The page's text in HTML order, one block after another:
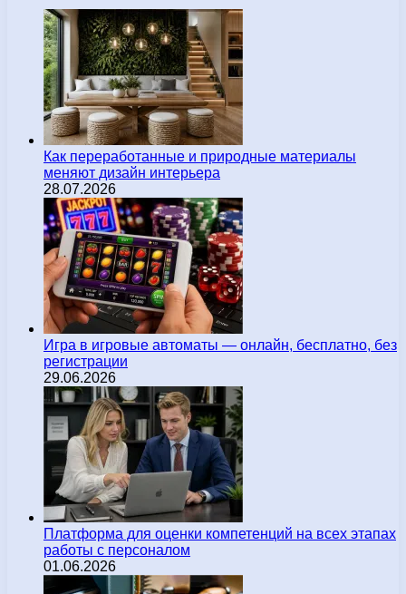
Как переработанные и природные материалы
меняют дизайн интерьера
28.07.2026
Игра в игровые автоматы — онлайн, бесплатно, без
регистрации
29.06.2026
Платформа для оценки компетенций на всех этапах
работы с персоналом
01.06.2026